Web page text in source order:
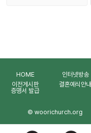
HOME 인터넷방송
이전게시판
결혼예식안내
증명서 발급
© woorichurch.org